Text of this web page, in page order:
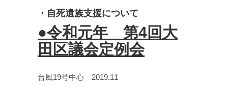
・自死遺族支援について
●令和元年 第4回大
田区議会定例会
台風19号中心 2019.11